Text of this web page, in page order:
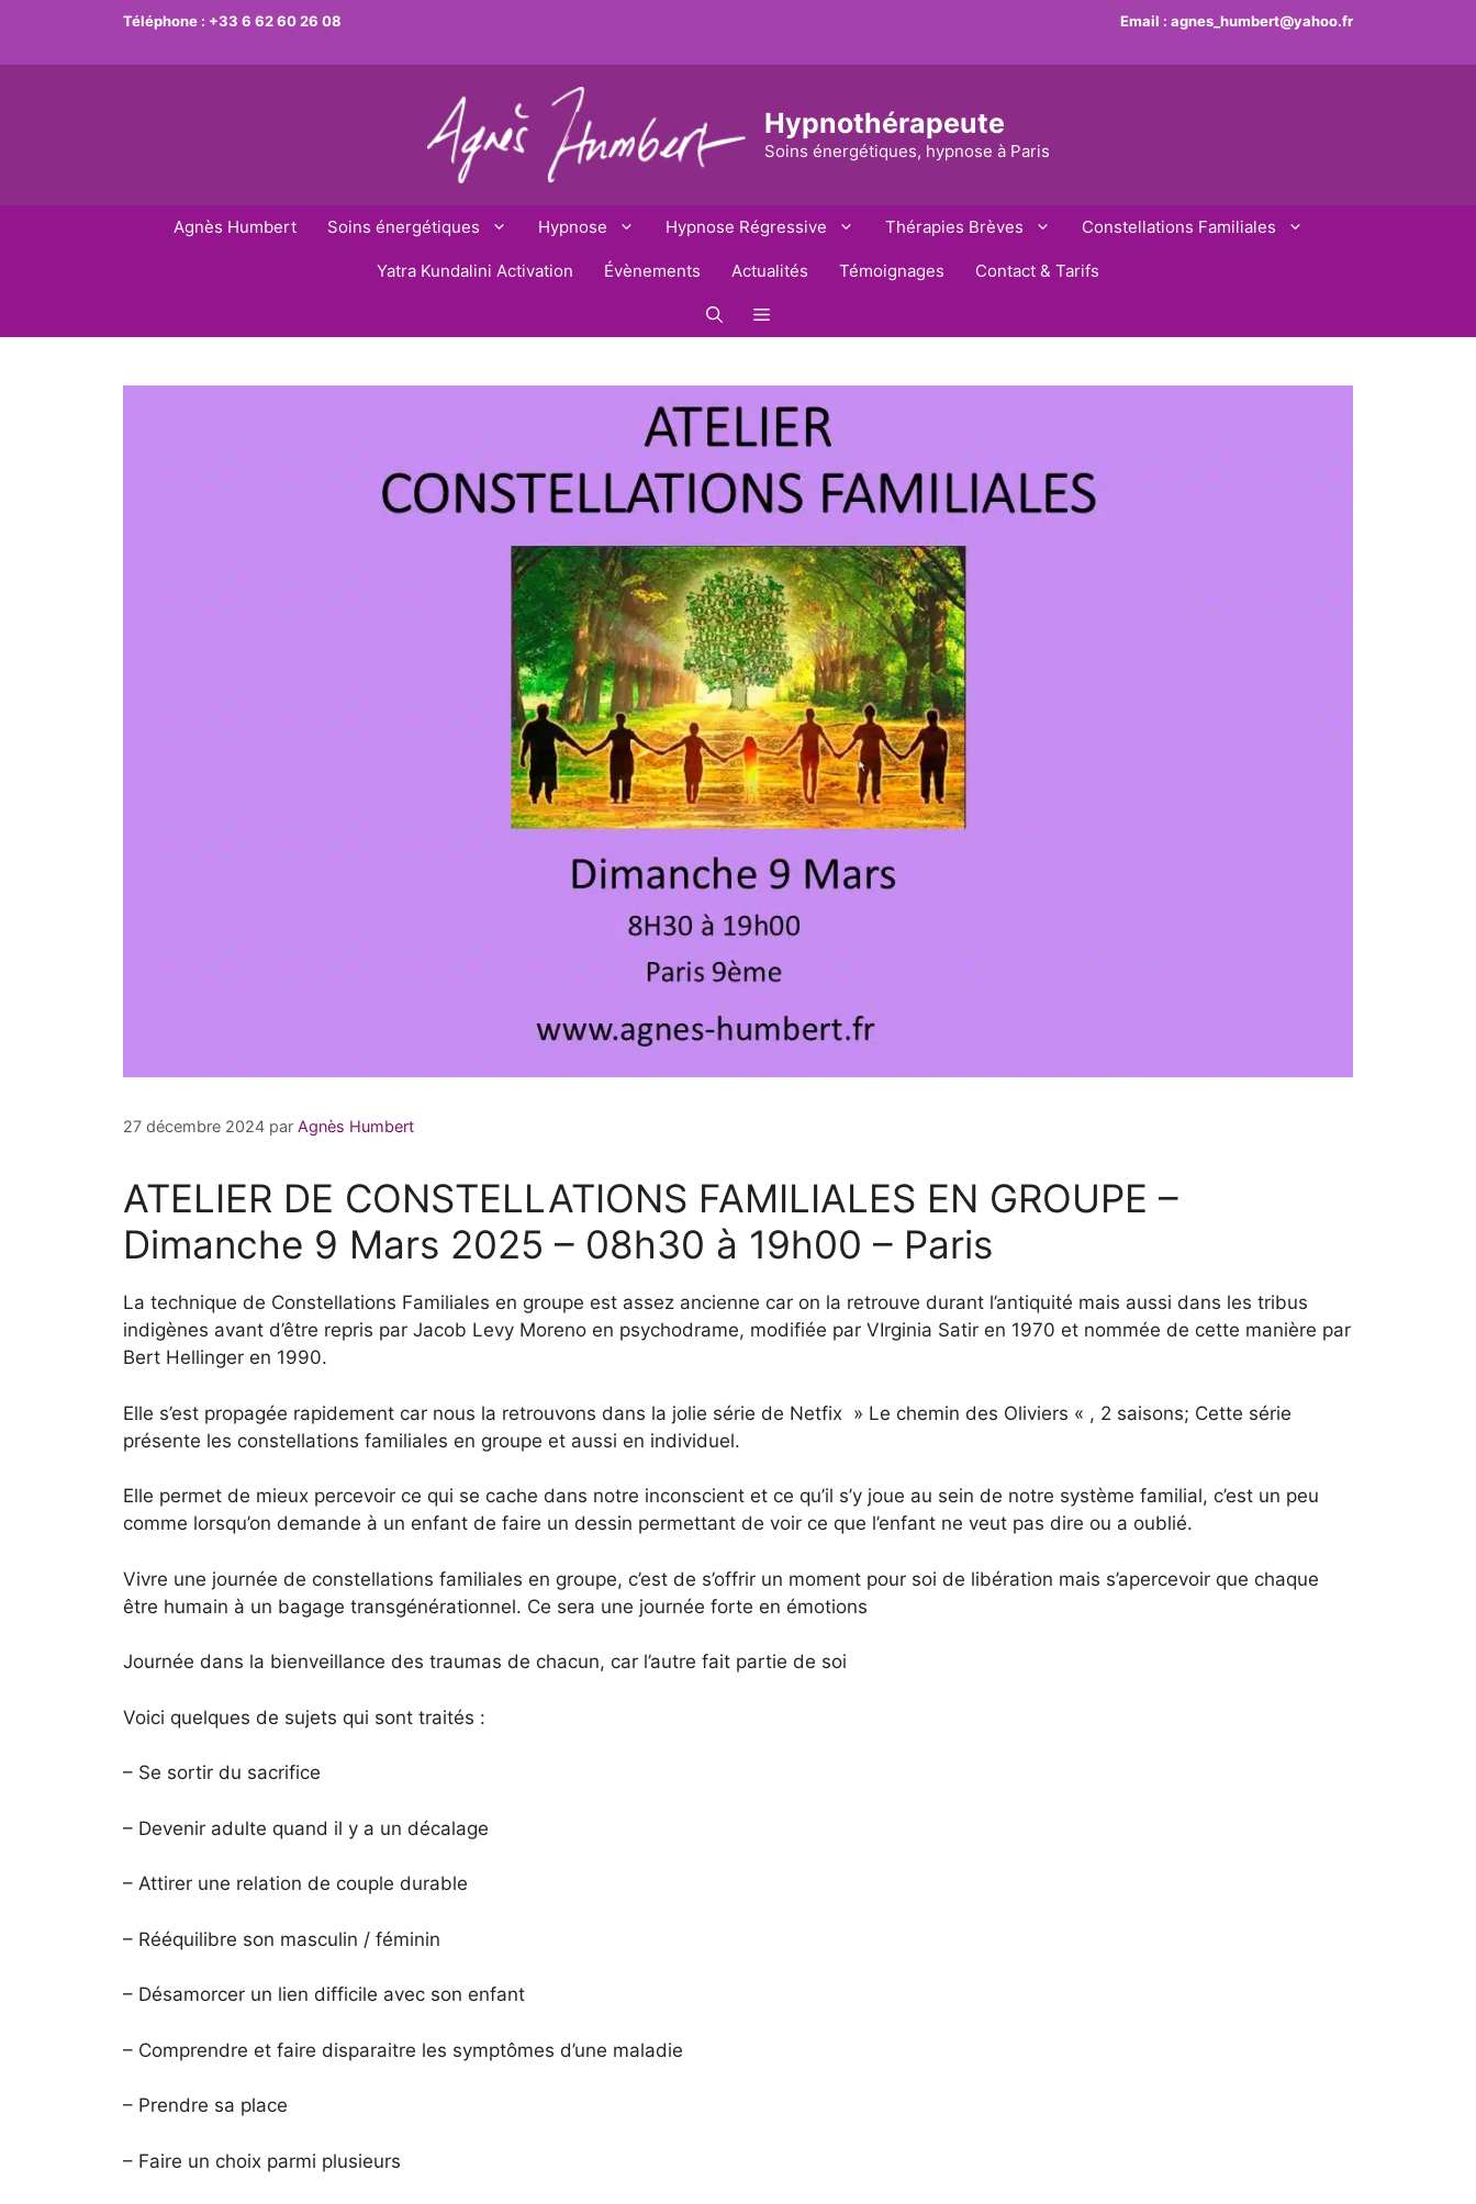
contenu
Email : agnes_humbert@yahoo.fr
Téléphone : +33 6 62 60 26 08
Hypnothérapeute
Soins énergétiques, hypnose à Paris
Agnès Humbert Soins énergétiques Hypnose Hypnose Régressive Thérapies Brèves Constellations Familiales
Yatra Kundalini Activation Évènements Actualités Témoignages Contact & Tarifs
27 décembre 2024 par Agnès Humbert
ATELIER DE CONSTELLATIONS FAMILIALES EN GROUPE –
Dimanche 9 Mars 2025 – 08h30 à 19h00 – Paris
La technique de Constellations Familiales en groupe est assez ancienne car on la retrouve durant l’antiquité mais aussi dans les tribus
indigènes avant d’être repris par Jacob Levy Moreno en psychodrame, modifiée par VIrginia Satir en 1970 et nommée de cette manière par
Bert Hellinger en 1990.
Elle s’est propagée rapidement car nous la retrouvons dans la jolie série de Netfix » Le chemin des Oliviers « , 2 saisons; Cette série
présente les constellations familiales en groupe et aussi en individuel.
Elle permet de mieux percevoir ce qui se cache dans notre inconscient et ce qu’il s’y joue au sein de notre système familial, c’est un peu
comme lorsqu’on demande à un enfant de faire un dessin permettant de voir ce que l’enfant ne veut pas dire ou a oublié.
Vivre une journée de constellations familiales en groupe, c’est de s’offrir un moment pour soi de libération mais s’apercevoir que chaque
être humain à un bagage transgénérationnel. Ce sera une journée forte en émotions
Journée dans la bienveillance des traumas de chacun, car l’autre fait partie de soi
Voici quelques de sujets qui sont traités :
– Se sortir du sacrifice
– Devenir adulte quand il y a un décalage
– Attirer une relation de couple durable
– Rééquilibre son masculin / féminin
– Désamorcer un lien difficile avec son enfant
– Comprendre et faire disparaitre les symptômes d’une maladie
– Prendre sa place
– Faire un choix parmi plusieurs